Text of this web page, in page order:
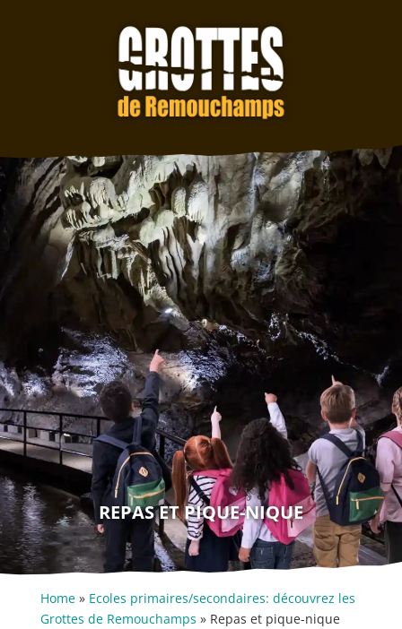
REPAS ET PIQUE-NIQUE
Home» Ecoles primaires/secondaires: découvrez les
Grottes de Remouchamps » Repas et pique-nique